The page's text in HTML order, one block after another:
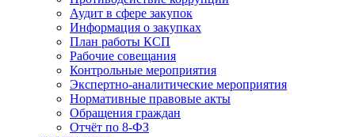
Аудит в сфере закупок
Информация о закупках
План работы КСП
Рабочие совещания
Контрольные мероприятия
Экспертно-аналитические мероприятия
Нормативные правовые акты
Обращения граждан
Отчёт по 8-ФЗ